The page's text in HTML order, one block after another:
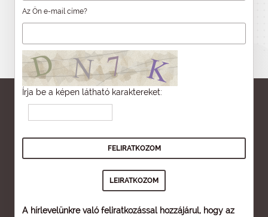
Az Ön e-mail címe?
Írja be a képen látható karaktereket:
A hírlevelünkre való feliratkozással hozzájárul, hogy az